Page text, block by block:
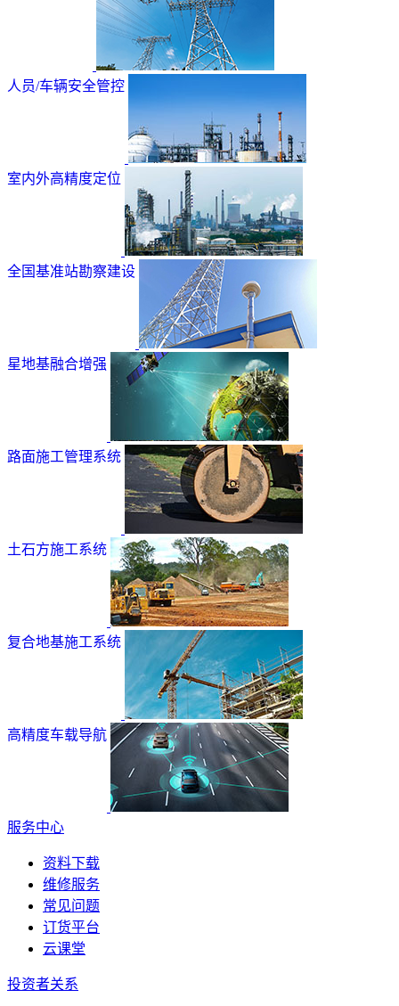
人员/车辆安全管控
室内外高精度定位
全国基准站勘察建设
星地基融合增强
路面施工管理系统
土石方施工系统
复合地基施工系统
高精度车载导航
服务中心
资料下载
维修服务
常见问题
订货平台
云课堂
投资者关系